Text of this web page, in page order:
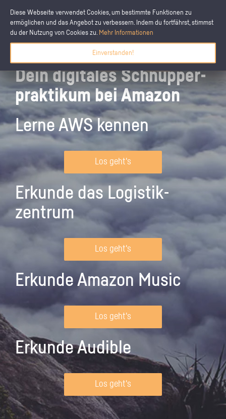
Diese Webseite verwendet Cookies, um bestimmte Funktionen zu
ermöglichen und das Angebot zu verbessern. Indem du fortfährst, stimmst
du der Nutzung von Cookies zu. Mehr Informationen
Einverstanden!
Dein digitales Schnupper­
praktikum bei Amazon
Lerne AWS kennen
Los geht's
Erkunde das Logistik­
zentrum
Los geht's
Erkunde Amazon Music
Los geht's
Erkunde Audible
Los geht's